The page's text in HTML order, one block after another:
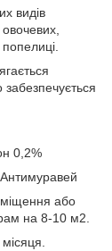
видів
попелиці.
0,2%
або
на 8-10 м2.